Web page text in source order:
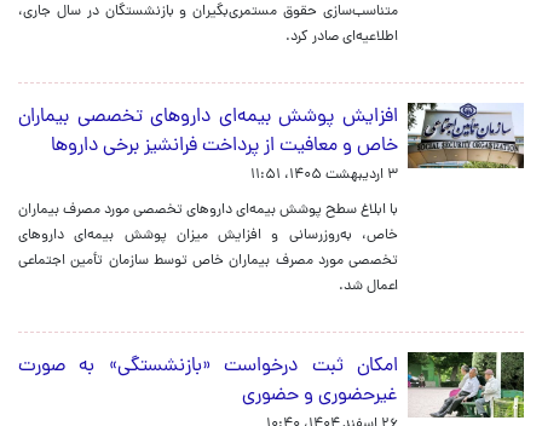
متناسب‌سازی حقوق مستمری‌بگیران و بازنشستگان در سال جاری،
اطلاعیه‌ای صادر کرد.
افزایش پوشش بیمه‌ای داروهای تخصصی بیماران
خاص و معافیت از پرداخت فرانشیز برخی داروها
۳ اردیبهشت ۱۴۰۵، ۱۱:۵۱
با ابلاغ سطح پوشش بیمه‌ای داروهای تخصصی مورد مصرف بیماران
خاص، به‌روزرسانی و افزایش میزان پوشش بیمه‌ای داروهای
تخصصی مورد مصرف بیماران خاص توسط سازمان تأمین اجتماعی
اعمال شد.
امکان ثبت درخواست «بازنشستگی» به صورت
غیرحضوری و حضوری